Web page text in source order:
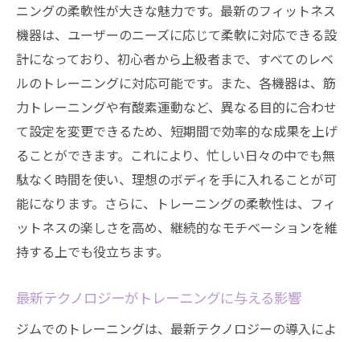
ニングの柔軟性が大きな魅力です。最新のフィットネス
機器は、ユーザーのニーズに応じて柔軟に対応できる設
計になっており、初心者から上級者まで、すべてのレベ
ルのトレーニングに対応可能です。また、各機器は、筋
力トレーニングや有酸素運動など、異なる目的に合わせ
て設定を変更できるため、短期間で効率的な成果を上げ
ることができます。これにより、忙しい日々の中でも無
駄なく時間を使い、理想のボディを手に入れることが可
能になります。さらに、トレーニングの柔軟性は、フィ
ットネスの楽しさを高め、継続的なモチベーションを維
持する上でも役立ちます。
最新テクノロジーがトレーニングに与える影響
ジムでのトレーニングは、最新テクノロジーの導入によ